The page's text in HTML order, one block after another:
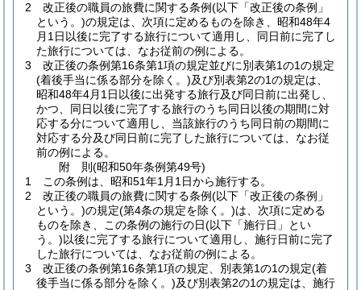
2
改正後の職員の旅費に関する条例(以下「改正後の条例」
という。)の規定は、次項に定めるものを除き、昭和48年4
月1日以後に完了する旅行について適用し、同日前に完了し
た旅行については、なお従前の例による。
3
改正後の条例第16条第1項の規定並びに別表第1の1の規定
(着後手当に係る部分を除く。)及び別表第2の1の規定は、
昭和48年4月1日以後に出発する旅行及び同日前に出発し、
かつ、同日以後に完了する旅行のうち同日以後の期間に対
応する分について適用し、当該旅行のうち同日前の期間に
対応する分及び同日前に完了した旅行については、なお従
前の例による。
附 則(昭和50年条例第49号)
1
この条例は、昭和51年1月1日から施行する。
2
改正後の職員の旅費に関する条例(以下「改正後の条例」
という。)の規定(第4条の規定を除く。)は、次項に定める
ものを除き、この条例の施行の日(以下「施行日」とい
う。)以後に完了する旅行について適用し、施行日前に完了
した旅行については、なお従前の例による。
3
改正後の条例第16条第1項の規定、別表第1の1の規定(着
後手当に係る部分を除く。)及び別表第2の1の規定は、施行